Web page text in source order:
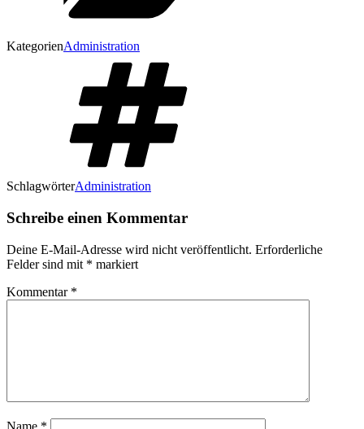
KategorienAdministration
SchlagwörterAdministration
Schreibe einen Kommentar
Deine E-Mail-Adresse wird nicht veröffentlicht. Erforderliche
Felder sind mit * markiert
Kommentar *
Name *